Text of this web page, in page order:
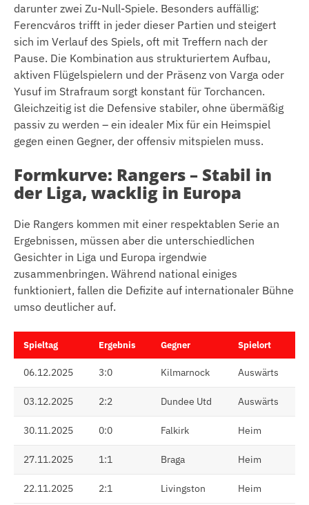
darunter zwei Zu-Null-Spiele. Besonders auffällig:
Ferencváros trifft in jeder dieser Partien und steigert
sich im Verlauf des Spiels, oft mit Treffern nach der
Pause. Die Kombination aus strukturiertem Aufbau,
aktiven Flügelspielern und der Präsenz von Varga oder
Yusuf im Strafraum sorgt konstant für Torchancen.
Gleichzeitig ist die Defensive stabiler, ohne übermäßig
passiv zu werden – ein idealer Mix für ein Heimspiel
gegen einen Gegner, der offensiv mitspielen muss.
Formkurve: Rangers – Stabil in
der Liga, wacklig in Europa
Die Rangers kommen mit einer respektablen Serie an
Ergebnissen, müssen aber die unterschiedlichen
Gesichter in Liga und Europa irgendwie
zusammenbringen. Während national einiges
funktioniert, fallen die Defizite auf internationaler Bühne
umso deutlicher auf.
Spieltag Ergebnis Gegner Spielort
06.12.2025 3:0 Kilmarnock Auswärts
03.12.2025 2:2 Dundee Utd Auswärts
30.11.2025 0:0 Falkirk Heim
27.11.2025 1:1 Braga Heim
22.11.2025 2:1 Livingston Heim